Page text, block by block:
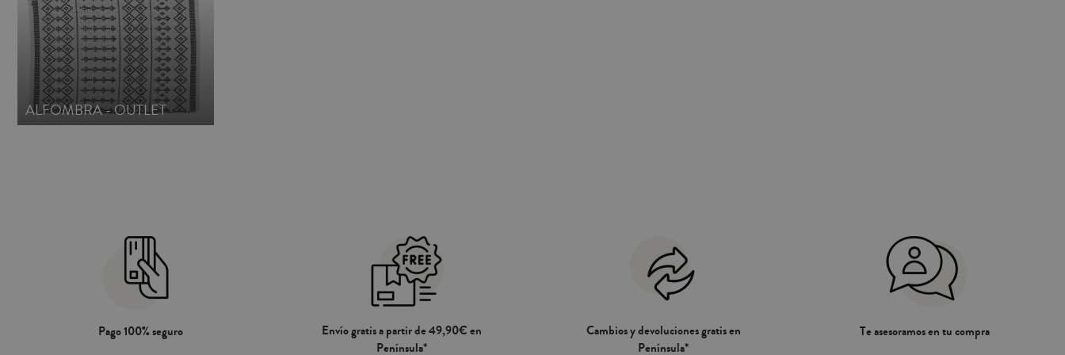
ALFOMBRA - OUTLET
Pago 100% seguro
Envío gratis a partir de 49,90€ en
Península*
Cambios y devoluciones gratis en
Península*
Te asesoramos en tu compra